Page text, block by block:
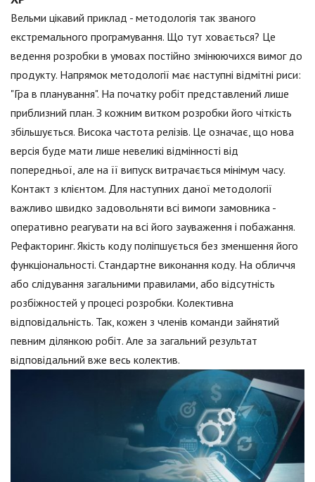
Вельми цікавий приклад - методологія так званого
екстремального програмування. Що тут ховається? Це
ведення розробки в умовах постійно змінюючихся вимог до
продукту. Напрямок методології має наступні відмітні риси:
"Гра в планування". На початку робіт представлений лише
приблизний план. З кожним витком розробки його чіткість
збільшується. Висока частота релізів. Це означає, що нова
версія буде мати лише невеликі відмінності від
попередньої, але на її випуск витрачається мінімум часу.
Контакт з клієнтом. Для наступних даної методології
важливо швидко задовольняти всі вимоги замовника -
оперативно реагувати на всі його зауваження і побажання.
Рефакторинг. Якість коду поліпшується без зменшення його
функціональності. Стандартне виконання коду. На обличчя
або слідування загальними правилами, або відсутність
розбіжностей у процесі розробки. Колективна
відповідальність. Так, кожен з членів команди зайнятий
певним ділянкою робіт. Але за загальний результат
відповідальний вже весь колектив.